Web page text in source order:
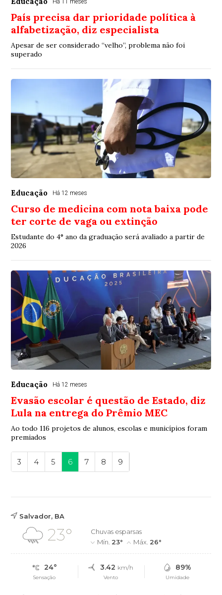
Há 11 meses
País precisa dar prioridade política à
alfabetização, diz especialista
Apesar de ser considerado “velho”, problema não foi
superado
Educação Há 12 meses
Curso de medicina com nota baixa pode
ter corte de vaga ou extinção
Estudante do 4° ano da graduação será avaliado a partir de
2026
Educação Há 12 meses
Evasão escolar é questão de Estado, diz
Lula na entrega do Prêmio MEC
Ao todo 116 projetos de alunos, escolas e municípios foram
premiados
3 4 5 6 7 8 9
Salvador, BA
23°
Chuvas esparsas
Mín. 23° Máx. 26°
24°
Sensação
3.42 km/h
Vento
89%
Umidade